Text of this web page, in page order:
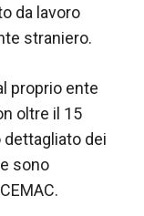
da lavoro
straniero.
proprio ente
oltre il 15
dettagliato dei
sono